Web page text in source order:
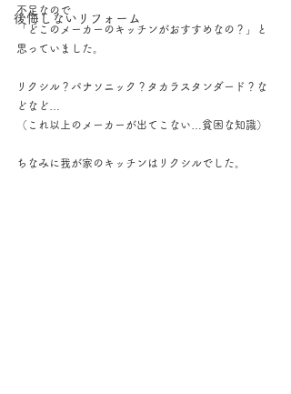
後悔しないリフォーム
不足なので
「どこのメーカーのキッチンがおすすめなの？」と
思っていました。
リクシル？パナソニック？タカラスタンダード？な
どなど…
（これ以上のメーカーが出てこない…貧困な知識）
ちなみに我が家のキッチンはリクシルでした。